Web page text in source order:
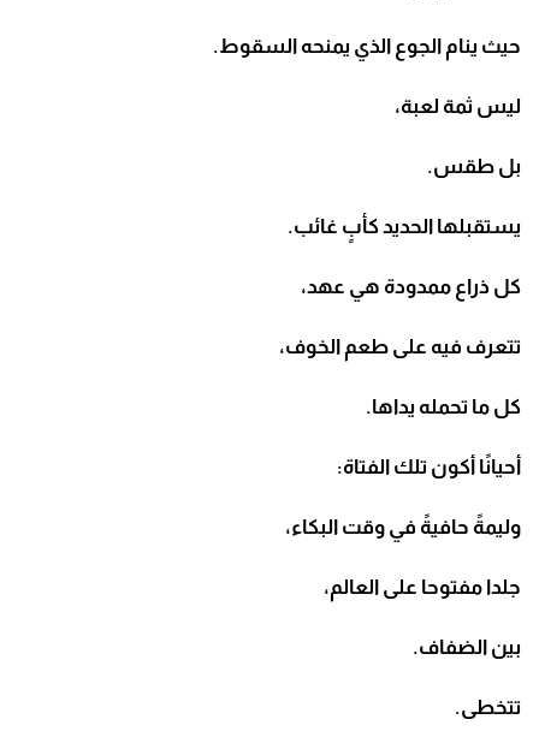
حيث ينام الجوع الذي يمنحه السقوط.
ليس ثمة لعبة،
بل طقس.
يستقبلها الحديد كأبٍ غائب.
كل ذراع ممدودة هي عهد،
تتعرف فيه على طعم الخوف،
كل ما تحمله يداها.
أحيانًا أكون تلك الفتاة:
وليمةً حافيةً في وقت البكاء،
جلدا مفتوحا على العالم،
بين الضفاف.
تتخطى.